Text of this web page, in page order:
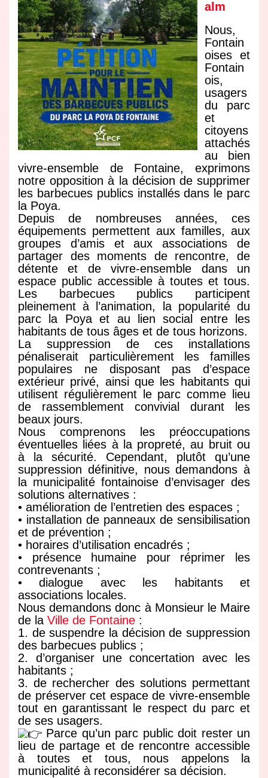
alm
Nous,
Fontain
oises et
Fontain
ois,
usagers
du parc
et
citoyens
attachés
au bien
vivre-ensemble de Fontaine, exprimons
notre opposition à la décision de supprimer
les barbecues publics installés dans le parc
la Poya.
Depuis de nombreuses années, ces
équipements permettent aux familles, aux
groupes d’amis et aux associations de
partager des moments de rencontre, de
détente et de vivre-ensemble dans un
espace public accessible à toutes et tous.
Les barbecues publics participent
pleinement à l’animation, la popularité du
parc la Poya et au lien social entre les
habitants de tous âges et de tous horizons.
La suppression de ces installations
pénaliserait particulièrement les familles
populaires ne disposant pas d’espace
extérieur privé, ainsi que les habitants qui
utilisent régulièrement le parc comme lieu
de rassemblement convivial durant les
beaux jours.
Nous comprenons les préoccupations
éventuelles liées à la propreté, au bruit ou
à la sécurité. Cependant, plutôt qu’une
suppression définitive, nous demandons à
la municipalité fontainoise d’envisager des
solutions alternatives :
• amélioration de l’entretien des espaces ;
• installation de panneaux de sensibilisation
et de prévention ;
• horaires d’utilisation encadrés ;
• présence humaine pour réprimer les
contrevenants ;
• dialogue avec les habitants et
associations locales.
Nous demandons donc à Monsieur le Maire
de la Ville de Fontaine :
1. de suspendre la décision de suppression
des barbecues publics ;
2. d’organiser une concertation avec les
habitants ;
3. de rechercher des solutions permettant
de préserver cet espace de vivre-ensemble
tout en garantissant le respect du parc et
de ses usagers.
Parce qu’un parc public doit rester un
lieu de partage et de rencontre accessible
à toutes et tous, nous appelons la
municipalité à reconsidérer sa décision.